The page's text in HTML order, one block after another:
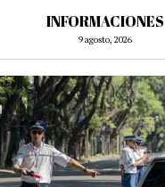
INFORMACIONES
9 agosto, 2026